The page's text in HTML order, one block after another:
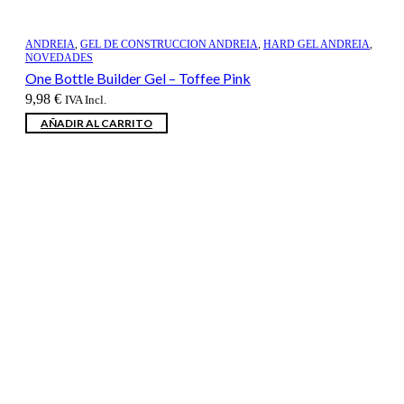
ANDREIA, GEL DE CONSTRUCCION ANDREIA, HARD GEL ANDREIA,
NOVEDADES
One Bottle Builder Gel – Toffee Pink
9,98 € IVA Incl.
AÑADIR AL CARRITO